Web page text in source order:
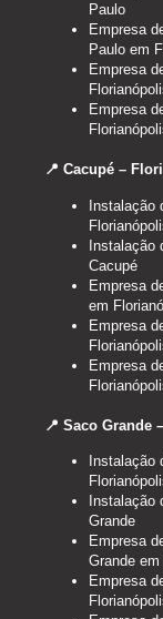
Paulo
Empresa
Paulo em
Empresa
Empresa
📍 Cacupé –
Instalação
Instalação
Cacupé
Empresa
em
Empresa
Empresa
📍 Saco Grande
Instalação
Instalação
Grande
Empresa
Grande
Empresa